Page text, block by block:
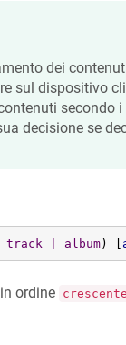
dei
sul dispositivo
secondo
decisione se
| album) [
ordine crescente